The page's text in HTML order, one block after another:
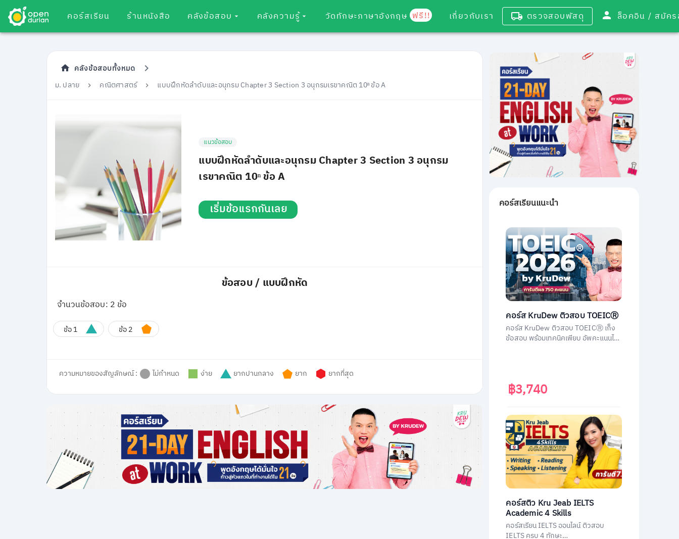
คอร์สเรียน ร้านหนังสือ คลังข้อสอบ คลังความรู้ วัดทักษะภาษาอังกฤษ ฟรี!! เกี่ยวกับเรา ตรวจสอบพัสดุ ล็อคอิน /
คลังข้อสอบทั้งหมด
ม. ปลาย
คณิตศาสตร์ แบบฝึกหัดลำดับและอนุกรม Chapter 3 Section 3 อนุกรมเรขาคณิต 10ⁿ ข้อ A
แนวข้อสอบ
แบบฝึกหัดลำดับและอนุกรม Chapter 3 Section 3 อนุกรม
เรขาคณิต 10ⁿ ข้อ A
เริ่มข้อแรกกันเลย
ข้อสอบ / แบบฝึกหัด
จำนวนข้อสอบ: 2 ข้อ
ข้อ 1 ข้อ 2
ความหมายของสัญลักษณ์ : ไม่กำหนด ง่าย ยากปานกลาง ยาก ยากที่สุด
คอร์สเรียนแนะนำ
คอร์ส KruDew ติวสอบ TOEICⓇ
คอร์ส KruDew ติวสอบ TOEICⓇ เก็ง
ข้อสอบ พร้อมเทคนิคเพียบ อัพคะแนนได้
฿3,740
คอร์สติว Kru Jeab IELTS
Academic 4 Skills
คอร์สเรียน IELTS ออนไลน์ ติวสอบ
IELTS ครบ 4 ทักษะ